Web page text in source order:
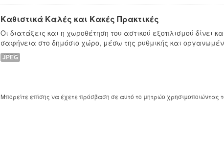
Καθιστικά Καλές και Κακές Πρακτικές
Οι διατάξεις και η χωροθέτηση του αστικού εξοπλισμού δίνει
σαφήνεια στο δημόσιο χώρο, μέσω της ρυθμικής και
JPEG
Μπορείτε επίσης να έχετε πρόσβαση σε αυτό το μητρώο χρησιμοποιώντας